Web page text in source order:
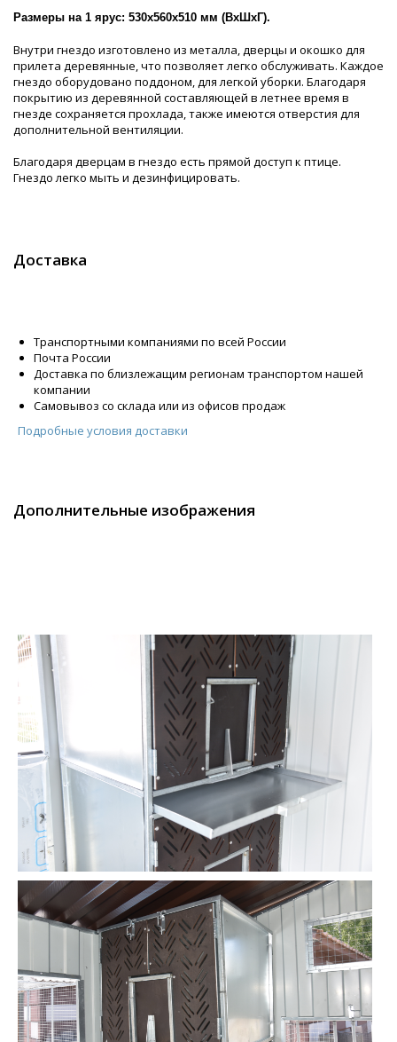
Размеры на 1 ярус: 530х560х510 мм (ВхШхГ).
Внутри гнездо изготовлено из металла, дверцы и окошко для
прилета деревянные, что позволяет легко обслуживать. Каждое
гнездо оборудовано поддоном, для легкой уборки. Благодаря
покрытию из деревянной составляющей в летнее время в
гнезде сохраняется прохлада, также имеются отверстия для
дополнительной вентиляции.
Благодаря дверцам в гнездо есть прямой доступ к птице.
Гнездо легко мыть и дезинфицировать.
Доставка
Транспортными компаниями по всей России
Почта России
Доставка по близлежащим регионам транспортом нашей
компании
Самовывоз со склада или из офисов продаж
Подробные условия доставки
Дополнительные изображения